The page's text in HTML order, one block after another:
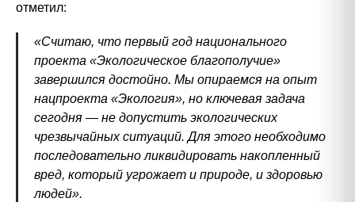
отметил:
«Считаю, что первый год национального
проекта «Экологическое благополучие»
завершился достойно. Мы опираемся на опыт
нацпроекта «Экология», но ключевая задача
сегодня — не допустить экологических
чрезвычайных ситуаций. Для этого необходимо
последовательно ликвидировать накопленный
вред, который угрожает и природе, и здоровью
людей».